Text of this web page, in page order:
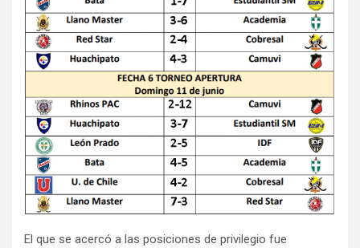
El que se acercó a las posiciones de privilegio fue